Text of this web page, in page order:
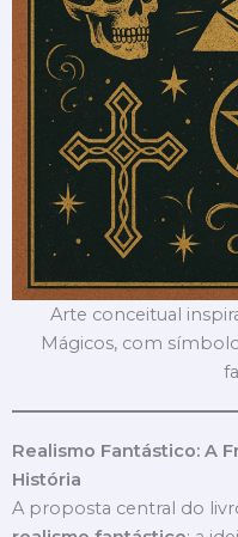
Arte conceitual
Mágicos, com
Realismo Fantástico: A
História
A proposta central do